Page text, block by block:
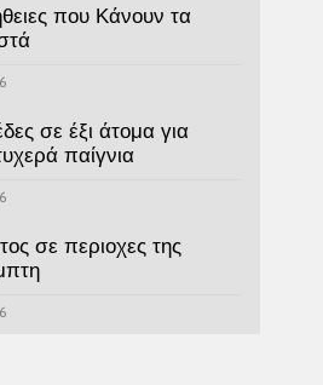
που Κάνουν τα
σε έξι άτομα για
παίγνια
σε περιοχες της